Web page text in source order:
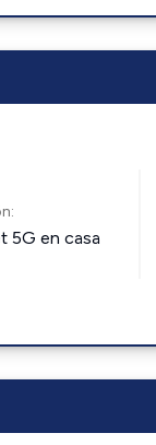
5G en casa